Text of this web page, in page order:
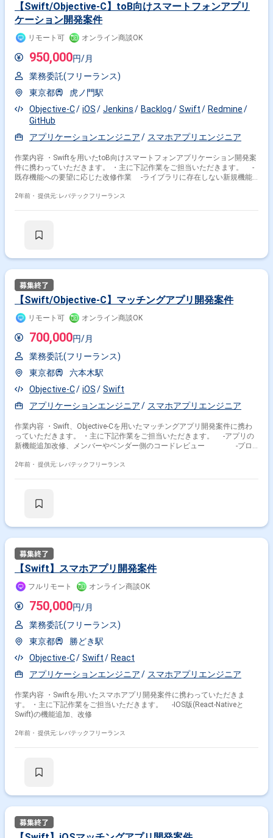
【Swift/Objective-C】toB向けスマートフォンアプリ
ケーション開発案件
リモート可 オンライン商談OK
950,000円/月
業務委託(フリーランス)
東京都
虎ノ門駅
Objective-C
iOS Jenkins Backlog Swift
Redmine
GitHub
アプリケーションエンジニア
スマホアプリエンジニア
作業内容 ・Swiftを用いたtoB向けスマートフォンアプリケーション開発案
件に携わっていただきます。 ・主に下記作業をご担当いただきます。 -
既存機能への要望に応じた改修作業 -ライブラリに存在しない新規機能
2年前・ 提供元: レバテックフリーランス
【Swift/Objective-C】マッチングアプリ開発案件
リモート可 オンライン商談OK
700,000円/月
業務委託(フリーランス)
東京都
六本木駅
Objective-C
iOS
Swift
アプリケーションエンジニア
スマホアプリエンジニア
作業内容 ・Swift、Objective-Cを用いたマッチングアプリ開発案件に携わ
っていただきます。 ・主に下記作業をご担当いただきます。 -アプリの
新機能追加改修、メンバーやベンダー側のコードレビュー -プロ
2年前・ 提供元: レバテックフリーランス
【Swift】スマホアプリ開発案件
フルリモート オンライン商談OK
750,000円/月
業務委託(フリーランス)
東京都
勝どき駅
Objective-C
Swift
React
アプリケーションエンジニア
スマホアプリエンジニア
作業内容 ・Swiftを用いたスマホアプリ開発案件に携わっていただきま
す。 ・主に下記作業をご担当いただきます。 -IOS版(React-Nativeと
Swift)の機能追加、改修
2年前・ 提供元: レバテックフリーランス